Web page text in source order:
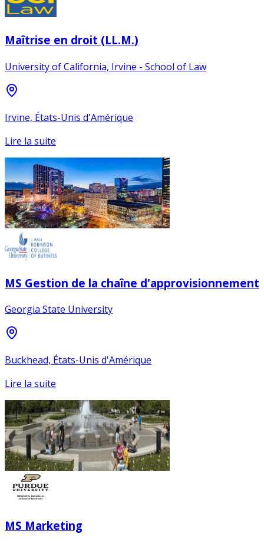
Maîtrise en droit (LL.M.)
University of California, Irvine - School of Law
Irvine, États-Unis d'Amérique
Lire la suite
MS Gestion de la chaîne d'approvisionnement
Georgia State University
Buckhead, États-Unis d'Amérique
Lire la suite
MS Marketing